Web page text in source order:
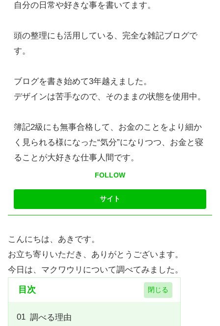
自分の日常や好きな事を書いてます。
頭の整理にも活用している、完全な雑記ブログで
す。
ブログを書き始めて3年越えました。
デザインは苦手なので、そのままの状態を使用中。
簿記2級にも無事合格して、お金のことをより細か
く見られる様になった“気分”になりつつ、お金と寝
ることが大好きな仕事人間です。
FOLLOW
こんにちは、あきです。
お立ち寄りいただき、ありがとうございます。
今日は、マクワウリについて調べてみました。
目次
調べる理由